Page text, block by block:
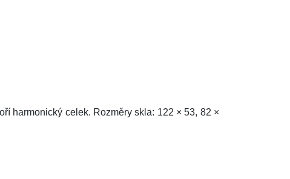
harmonický celek. Rozměry skla: 122 × 53, 82 ×